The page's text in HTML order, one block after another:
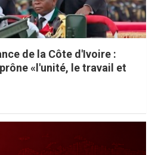
de la Côte d'Ivoire :
«l'unité, le travail et